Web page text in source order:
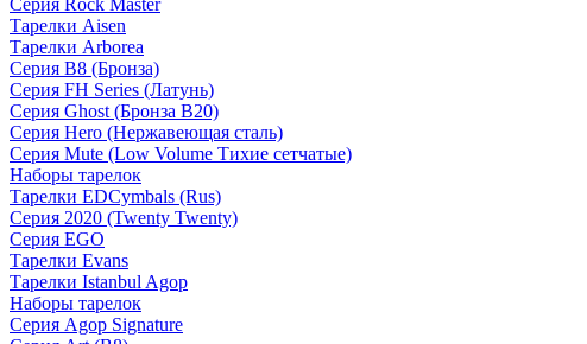
Серия Rock Master
Тарелки Aisen
Тарелки Arborea
Серия B8 (Бронза)
Серия FH Series (Латунь)
Серия Ghost (Бронза B20)
Серия Hero (Нержавеющая сталь)
Серия Mute (Low Volume Тихие сетчатые)
Наборы тарелок
Тарелки EDCymbals (Rus)
Серия 2020 (Twenty Twenty)
Серия EGO
Тарелки Evans
Тарелки Istanbul Agop
Наборы тарелок
Серия Agop Signature